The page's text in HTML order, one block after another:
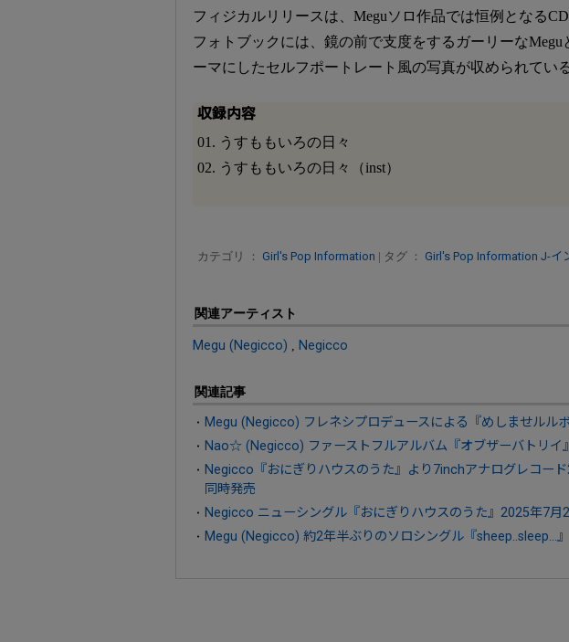
フィジカルリリースは、Meguソロ作品では恒例となる
フォトブックには、鏡の前で支度をするガーリーなMegu
ーマにしたセルフポートレート風の写真が収められている
収録内容
01. うすももいろの日々
02. うすももいろの日々（inst）
カテゴリ ： Girl's Pop Information | タグ ： Girl's Pop Information J-イ
関連アーティスト
Megu (Negicco) Negicco
関連記事
Megu (Negicco) フレネシプロデュースによる『めしませルル
Nao☆ (Negicco) ファーストフルアルバム『オブザーバトリイ
Negicco『おにぎりハウスのうた』より7inchアナログレコー
同時発売
Negicco ニューシングル『おにぎりハウスのうた』2025年7月
Megu (Negicco) 約2年半ぶりのソロシングル『sheep..sleep...